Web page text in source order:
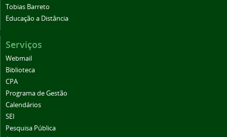
Tobias Barreto
Educação a Distância
Serviços
Webmail
Biblioteca
CPA
Programa de Gestão
Calendários
SEI
Pesquisa Pública